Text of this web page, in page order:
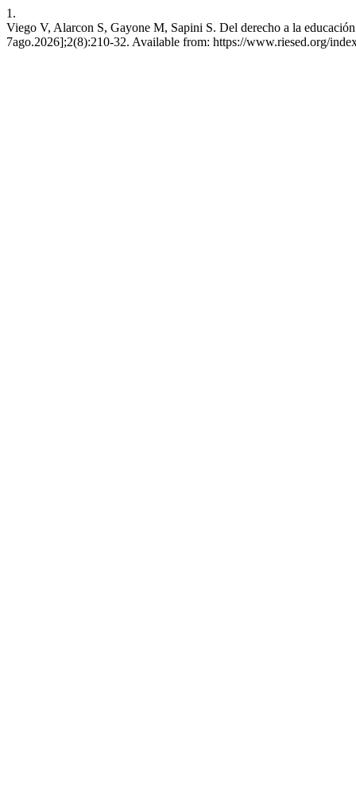
1.
Viego V, Alarcon S, Gayone M, Sapini S. Del derecho a la
7ago.2026];2(8):210-32. Available from: https://www.riesed.org/